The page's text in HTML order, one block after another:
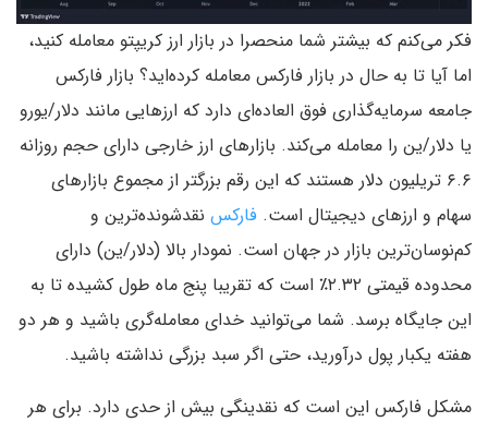
فکر می‌کنم که بیشتر شما منحصرا در بازار ارز کریپتو معامله کنید،
اما آیا تا به حال در بازار فارکس معامله کرده‌اید؟ بازار فارکس
جامعه سرمایه‌گذاری فوق العاده‌ای دارد که ارزهایی مانند دلار/یورو
یا دلار/ین را معامله می‌کند. بازارهای ارز خارجی دارای حجم روزانه
۶.۶ تریلیون دلار هستند که این رقم بزرگتر از مجموع بازارهای
سهام و ارزهای دیجیتال است. فارکس نقدشونده‌ترین و
کم‌نوسان‌ترین بازار در جهان است. نمودار بالا (دلار/ین) دارای
محدوده قیمتی ۲.۳۲٪ است که تقریبا پنج ماه طول کشیده‌ تا به
این جایگاه برسد. شما می‌توانید خدای معامله‌گری باشید و هر دو
هفته یکبار پول درآورید، حتی اگر سبد بزرگی نداشته‌ باشید.
مشکل فارکس این است که نقدینگی بیش از حدی دارد. برای هر